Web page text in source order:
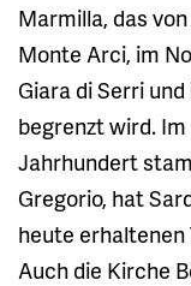
Marmilla, das
Monte Arci, im
Giara di Serri
begrenzt wird.
Jahrhundert
Gregorio, hat
heute
Auch die Kirche